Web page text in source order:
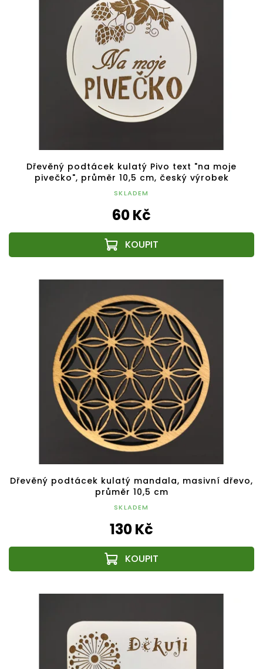
Dřevěný podtácek kulatý Pivo text "na moje
pivečko", průměr 10,5 cm, český výrobek
SKLADEM
60 Kč
Dřevěný podtácek kulatý mandala, masivní dřevo,
průměr 10,5 cm
SKLADEM
130 Kč